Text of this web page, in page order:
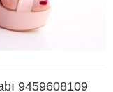
9459608109